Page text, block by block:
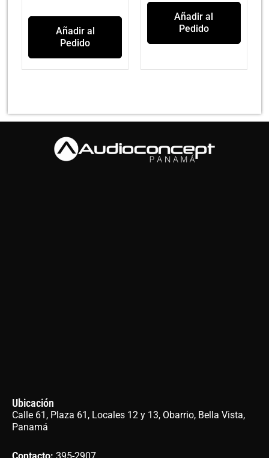
Añadir al
Pedido
Añadir al
Pedido
Ubicación
Calle 61, Plaza 61, Locales 12 y 13, Obarrio, Bella Vista,
Panamá